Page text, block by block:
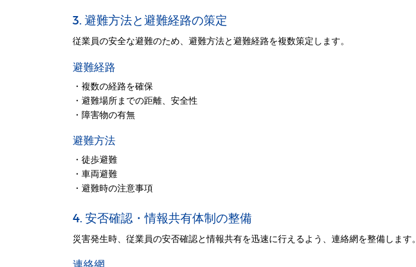
3. 避難方法と避難経路の策定
従業員の安全な避難のため、避難方法と避難経路を複数策定します。
避難経路
・複数の経路を確保
・避難場所までの距離、安全性
・障害物の有無
避難方法
・徒歩避難
・車両避難
・避難時の注意事項
4. 安否確認・情報共有体制の整備
災害発生時、従業員の安否確認と情報共有を迅速に行えるよう、連絡網を整備します。